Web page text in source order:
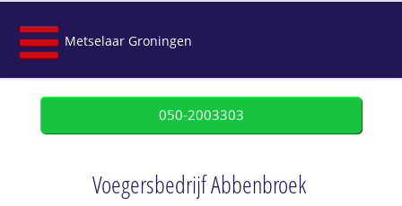
Metselaar Groningen
050-2003303
Voegersbedrijf Abbenbroek